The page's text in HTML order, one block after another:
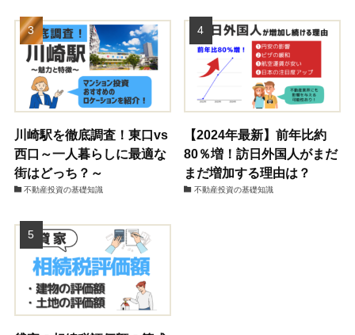
川崎駅を徹底調査！東口vs
西口～一人暮らしに最適な
街はどっち？～
不動産投資の基礎知識
【2024年最新】前年比約
80％増！訪日外国人がまだ
まだ増加する理由は？
不動産投資の基礎知識